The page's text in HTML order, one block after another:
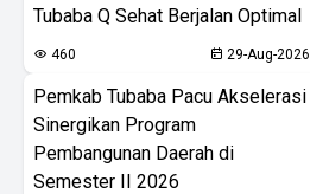
Tubaba Q Sehat Berjalan Optimal
460 29-Aug-2026
Pemkab Tubaba Pacu Akselerasi
Sinergikan Program
Pembangunan Daerah di
Semester II 2026